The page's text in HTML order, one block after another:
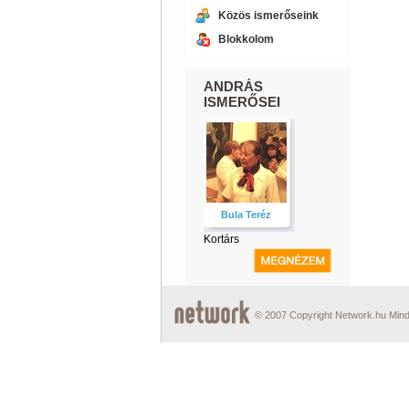
Közös ismerőseink
Blokkolom
ANDRÁS
ISMERŐSEI
Bula Teréz
Kortárs
© 2007 Copyright Network.hu